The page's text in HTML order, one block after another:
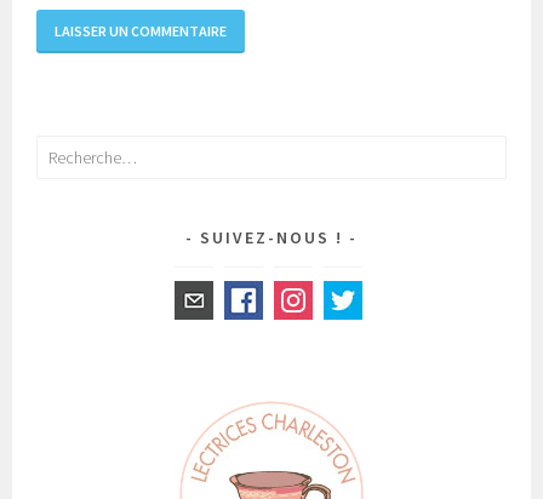
Rechercher :
SUIVEZ-NOUS !